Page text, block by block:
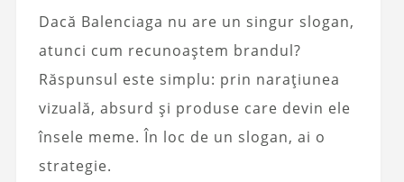
Dacă Balenciaga nu are un singur slogan,
atunci cum recunoaștem brandul?
Răspunsul este simplu: prin narațiunea
vizuală, absurd și produse care devin ele
însele meme. În loc de un slogan, ai o
strategie.